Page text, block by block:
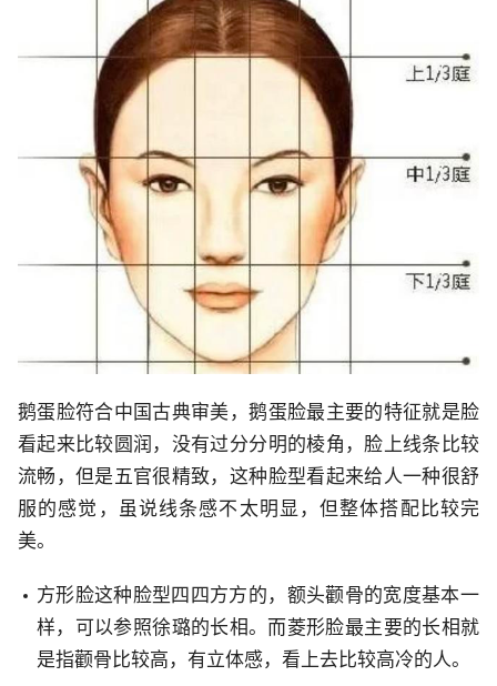
鹅蛋脸符合中国古典审美，鹅蛋脸最主要的特征就是脸
看起来比较圆润，没有过分分明的棱角，脸上线条比较
流畅，但是五官很精致，这种脸型看起来给人一种很舒
服的感觉，虽说线条感不太明显，但整体搭配比较完
美。
方形脸这种脸型四四方方的，额头颧骨的宽度基本一
样，可以参照徐璐的长相。而菱形脸最主要的长相就
是指颧骨比较高，有立体感，看上去比较高冷的人。